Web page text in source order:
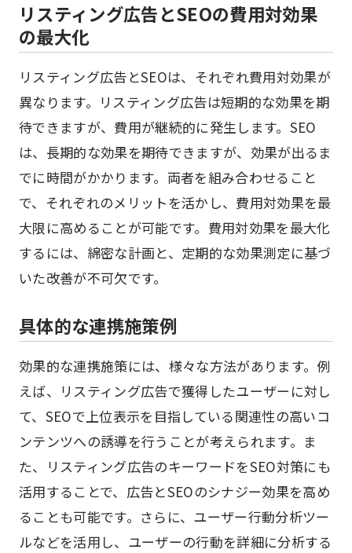
リスティング広告とSEOの費用対効果
の最大化
リスティング広告とSEOは、それぞれ費用対効果が
異なります。リスティング広告は短期的な効果を期
待できますが、費用が継続的に発生します。SEO
は、長期的な効果を期待できますが、効果が出るま
でに時間がかかります。両者を組み合わせること
で、それぞれのメリットを活かし、費用対効果を最
大限に高めることが可能です。費用対効果を最大化
するには、綿密な計画と、定期的な効果測定に基づ
いた改善が不可欠です。
具体的な連携施策例
効果的な連携施策には、様々な方法があります。例
えば、リスティング広告で獲得したユーザーに対し
て、SEOで上位表示を目指している関連性の高いコ
ンテンツへの誘導を行うことが考えられます。ま
た、リスティング広告のキーワードをSEO対策にも
活用することで、広告とSEOのシナジー効果を高め
ることも可能です。さらに、ユーザー行動分析ツー
ルなどを活用し、ユーザーの行動を詳細に分析する